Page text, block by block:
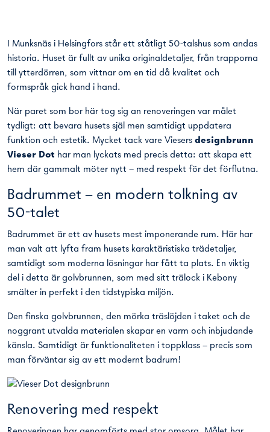
I Munksnäs i Helsingfors står ett ståtligt 50-talshus som andas
historia. Huset är fullt av unika originaldetaljer, från trapporna
till ytterdörren, som vittnar om en tid då kvalitet och
formspråk gick hand i hand.
När paret som bor här tog sig an renoveringen var målet
tydligt: att bevara husets själ men samtidigt uppdatera
funktion och estetik. Mycket tack vare Viesers designbrunn
Vieser Dot har man lyckats med precis detta: att skapa ett
hem där gammalt möter nytt – med respekt för det förflutna.
Badrummet – en modern tolkning av
50-talet
Badrummet är ett av husets mest imponerande rum. Här har
man valt att lyfta fram husets karaktäristiska trädetaljer,
samtidigt som moderna lösningar har fått ta plats. En viktig
del i detta är golvbrunnen, som med sitt trälock i Kebony
smälter in perfekt i den tidstypiska miljön.
Den finska golvbrunnen, den mörka träslöjden i taket och de
noggrant utvalda materialen skapar en varm och inbjudande
känsla. Samtidigt är funktionaliteten i toppklass – precis som
man förväntar sig av ett modernt badrum!
Renovering med respekt